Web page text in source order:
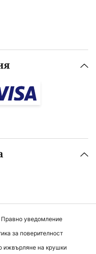
Правно уведомление
за поверителност
ижвърляне на крушки